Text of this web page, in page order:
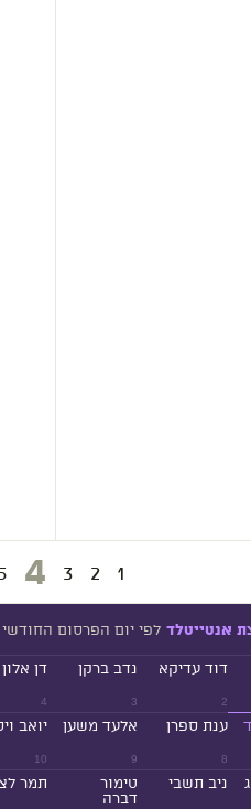
1
2
3
4
אנטייטלד לפי יום הפרסום
2
דוד עדיקא
3
נדב ברקן
4
דן אלון
8
ענת ספרן
9
אלעד משען
10
יואב
ניב תשבי
טימור
דברה
תמר